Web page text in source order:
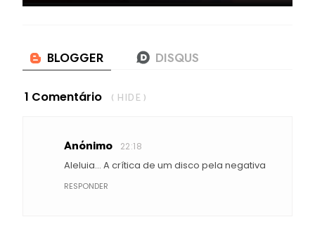
1 Comentário ( HIDE )
Anónimo 22:18
Aleluia... A crítica de um disco pela negativa
RESPONDER